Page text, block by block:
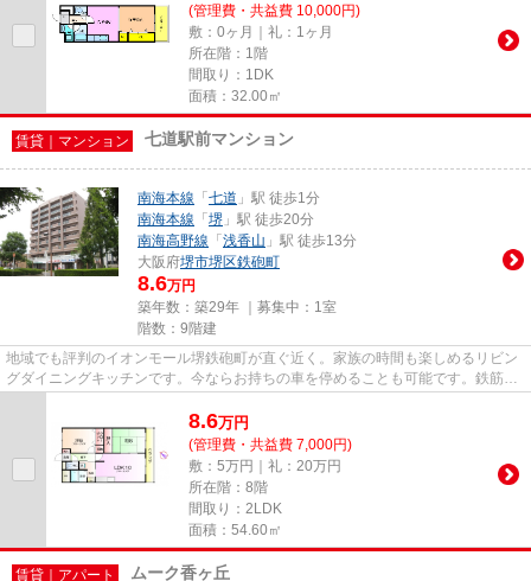
(管理費・共益費 10,000円)
敷：0ヶ月｜礼：1ヶ月
所在階：1階
間取り：1DK
面積：32.00㎡
賃貸｜マンション 七道駅前マンション
南海本線 「 七道 」駅 徒歩1分
南海本線 「 堺 」駅 徒歩20分
南海高野線 「 浅香山 」駅 徒歩13分
大阪府堺市堺区鉄砲町
8.6万円
築年数：築29年 ｜募集中： 1室
階数：9階建
地域でも評判のイオンモール堺鉄砲町が直ぐ近く。家族の時間も楽しめるリビン
グダイニングキッチンです。今ならお持ちの車を停めることも可能です。鉄筋コ
8.6万円
(管理費・共益費 7,000円)
敷：5万円｜礼：20万円
所在階：8階
間取り：2LDK
面積：54.60㎡
賃貸｜アパート ムーク香ヶ丘